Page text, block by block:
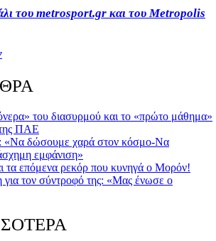
του metrosport.gr και του Metropolis
του διασυρμού και το «πρώτο μάθημα»
ΠΑΕ
δώσουμε χαρά στον κόσμο-Να
εμφάνιση»
τα επόμενα ρεκόρ που κυνηγά ο Μορόν!
για τον σύντροφό της: «Μας ένωσε ο